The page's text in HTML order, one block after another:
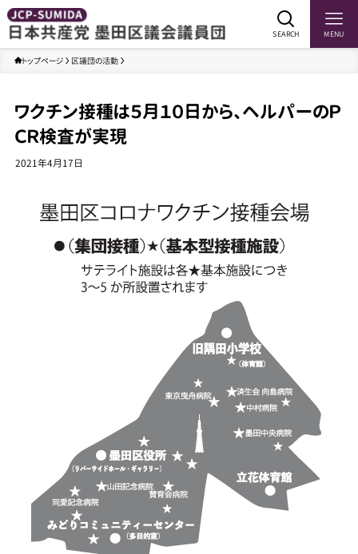
SEARCH MENU
トップページ 区議団の活動
ワクチン接種は５月１０日から、ヘルパーのＰ
ＣＲ検査が実現
2021年4月17日